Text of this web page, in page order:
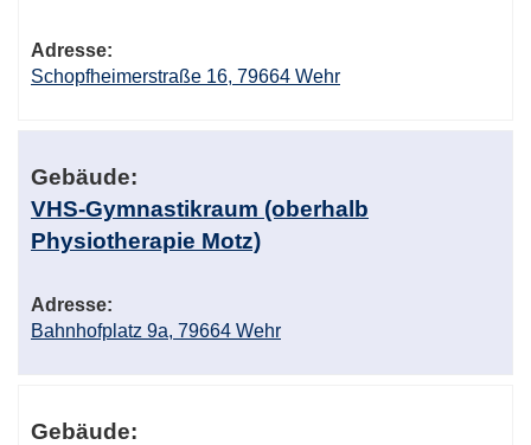
Adresse:
Schopfheimerstraße 16, 79664 Wehr
Gebäude:
VHS-Gymnastikraum (oberhalb
Physiotherapie Motz)
Adresse:
Bahnhofplatz 9a, 79664 Wehr
Gebäude: